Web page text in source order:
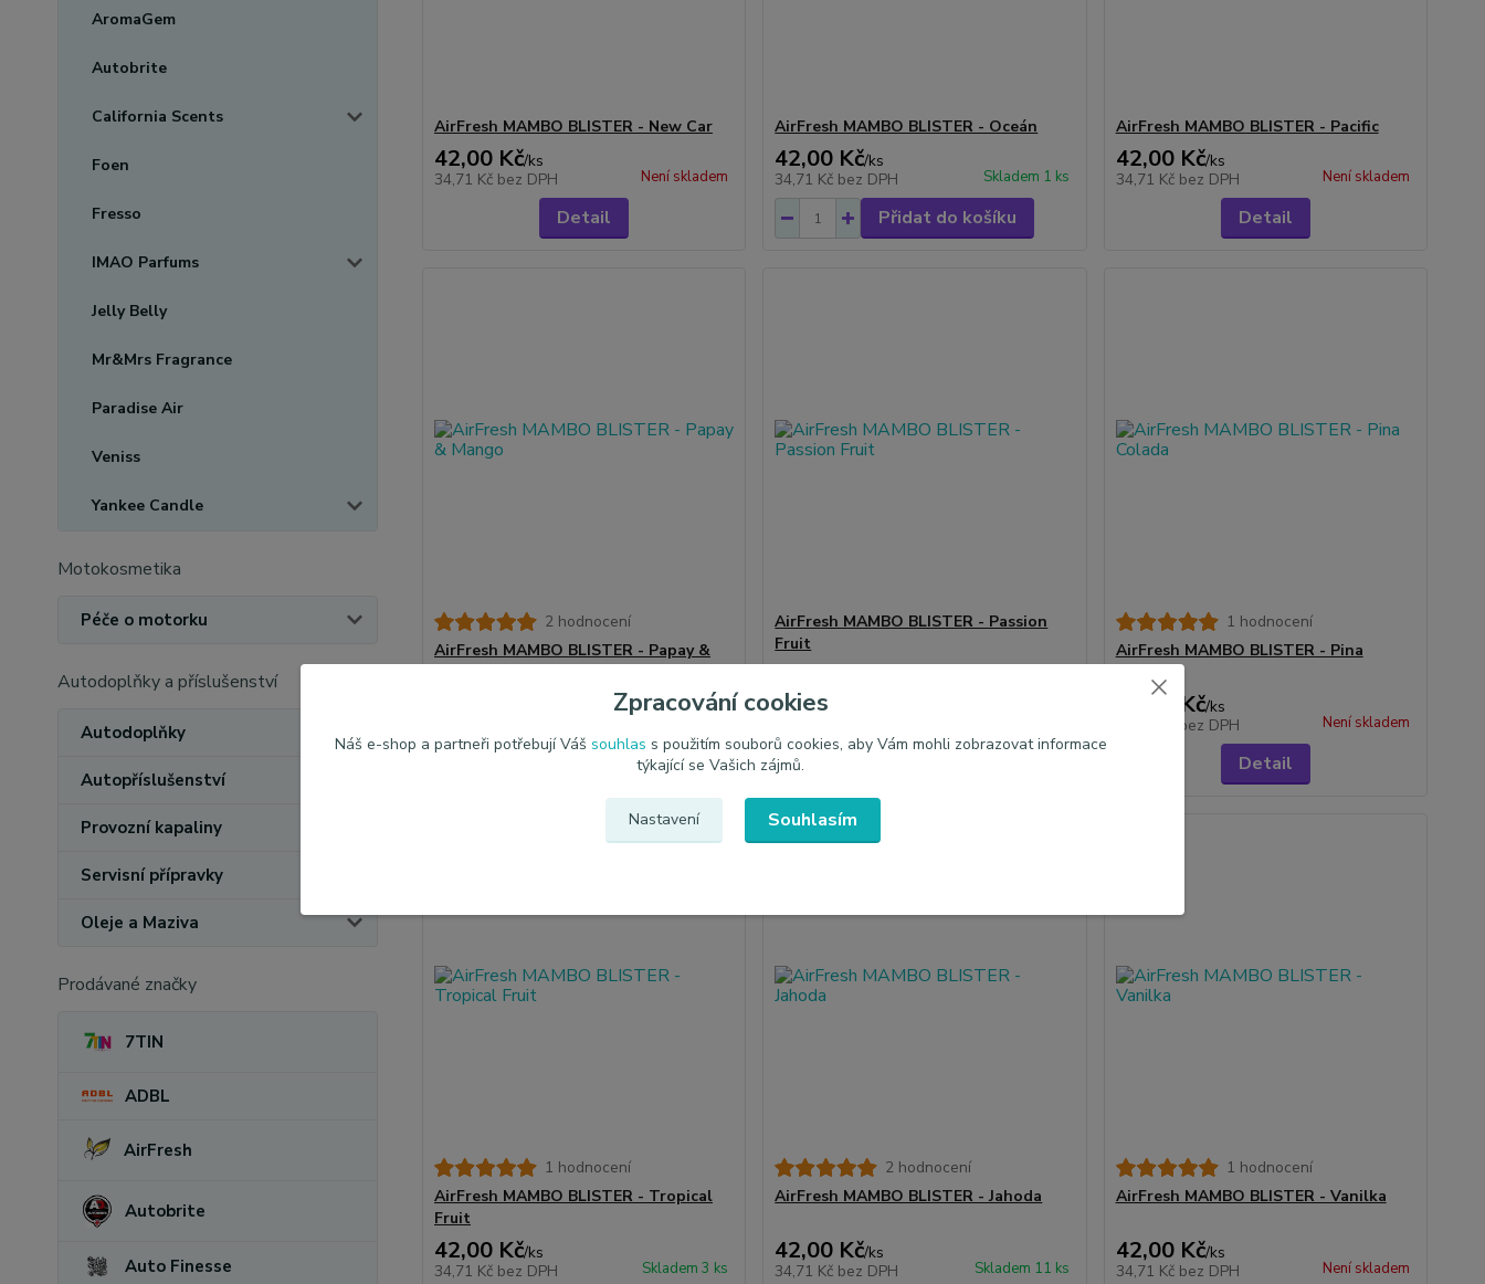
AromaGem
Autobrite
California Scents
Foen
Fresso
IMAO Parfums
Jelly Belly
Mr&Mrs Fragrance
Paradise Air
Veniss
Yankee Candle
Motokosmetika
Péče o motorku
Autodoplňky a příslušenství
Autodoplňky
Autopříslušenství
Provozní kapaliny
Servisní přípravky
Oleje a Maziva
Prodávané značky
7TIN
ADBL
AirFresh
Autobrite
Auto Finesse
AirFresh MAMBO BLISTER - New Car
42,00 Kč/ks
34,71 Kč bez DPH Není skladem
Detail
AirFresh MAMBO BLISTER - Oceán
42,00 Kč/ks
34,71 Kč bez DPH Skladem 1 ks
Přidat do košíku
AirFresh MAMBO BLISTER - Pacific
42,00 Kč/ks
34,71 Kč bez DPH Není skladem
Detail
2 hodnocení
AirFresh MAMBO BLISTER - Papay &
Přidat do košíku
AirFresh MAMBO BLISTER - Passion
Fruit
42,00 Kč
1 hodnocení
AirFresh MAMBO BLISTER - Pina
42,00 Kč/ks
bez DPH Není skladem
Detail
1 hodnocení
AirFresh MAMBO BLISTER - Tropical
Fruit
42,00 Kč/ks
34,71 Kč bez DPH Skladem 3 ks
2 hodnocení
AirFresh MAMBO BLISTER - Jahoda
42,00 Kč/ks
34,71 Kč bez DPH Skladem 11 ks
1 hodnocení
AirFresh MAMBO BLISTER - Vanilka
42,00 Kč/ks
34,71 Kč bez DPH Není skladem
Zpracování cookies
Náš e-shop a partneři potřebují Váš souhlas s použitím souborů cookies, aby Vám mohli zobrazovat informace
týkající se Vašich zájmů.
Nastavení Souhlasím